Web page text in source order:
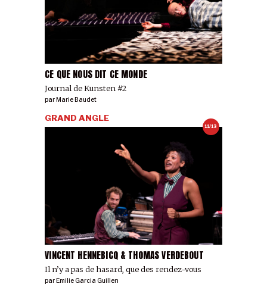
CE QUE NOUS DIT CE MONDE
Journal de Kunsten #2
parMarie Baudet
11/13
VINCENT HENNEBICQ & THOMAS VERDEBOUT
Il n’y a pas de hasard, que des rendez-vous
GRAND ANGLE
par Emilie Garcia Guillen